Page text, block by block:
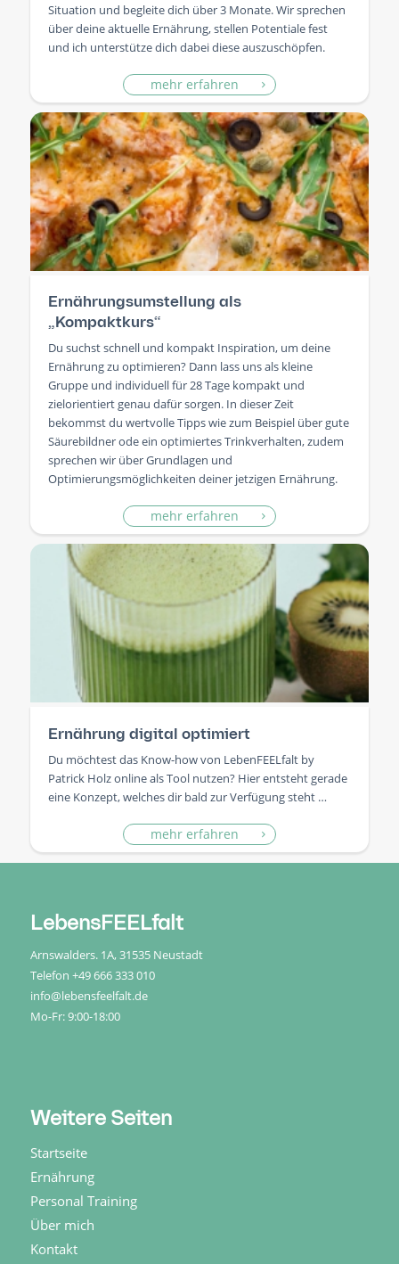
Situation und begleite dich über 3 Monate. Wir sprechen
über deine aktuelle Ernährung, stellen Potentiale fest
und ich unterstütze dich dabei diese auszuschöpfen.
mehr erfahren
Ernährungsumstellung als
„Kompaktkurs“
Du suchst schnell und kompakt Inspiration, um deine
Ernährung zu optimieren? Dann lass uns als kleine
Gruppe und individuell für 28 Tage kompakt und
zielorientiert genau dafür sorgen. In dieser Zeit
bekommst du wertvolle Tipps wie zum Beispiel über gute
Säurebildner ode ein optimiertes Trinkverhalten, zudem
sprechen wir über Grundlagen und
Optimierungsmöglichkeiten deiner jetzigen Ernährung.
mehr erfahren
Ernährung digital optimiert
Du möchtest das Know-how von LebenFEELfalt by
Patrick Holz online als Tool nutzen? Hier entsteht gerade
eine Konzept, welches dir bald zur Verfügung steht …
mehr erfahren
LebensFEELfalt
Arnswalders. 1A, 31535 Neustadt
Telefon +49 666 333 010
info@lebensfeelfalt.de
Mo-Fr: 9:00-18:00
Weitere Seiten
Startseite
Ernährung
Personal Training
Über mich
Kontakt